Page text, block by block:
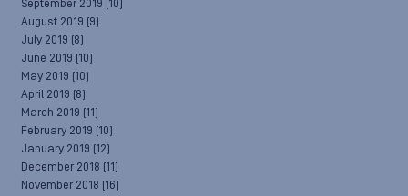
September 2019 (10)
August 2019 (9)
July 2019 (8)
June 2019 (10)
May 2019 (10)
April 2019 (8)
March 2019 (11)
February 2019 (10)
January 2019 (12)
December 2018 (11)
November 2018 (16)